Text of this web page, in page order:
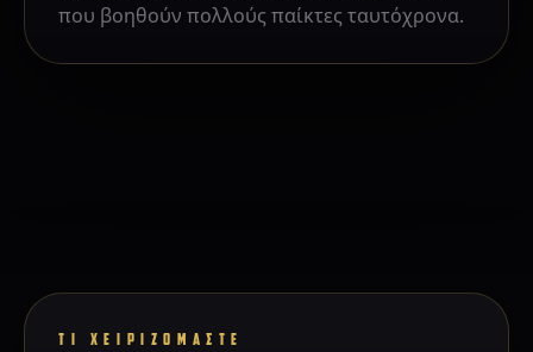
που βοηθούν πολλούς παίκτες ταυτόχρονα.
ΤΙ ΧΕΙΡΙΖΟΜΑΣΤΕ